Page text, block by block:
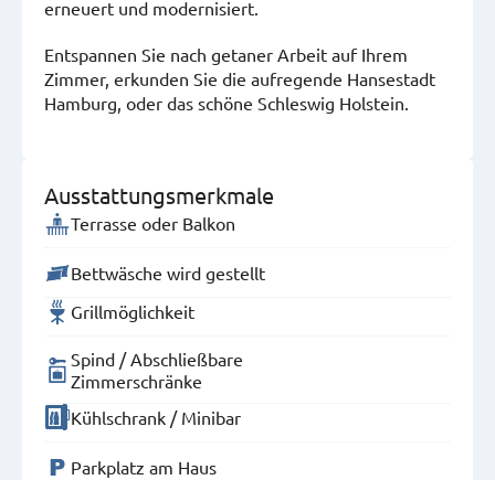
erneuert und modernisiert.
Entspannen Sie nach getaner Arbeit auf Ihrem
Zimmer, erkunden Sie die aufregende Hansestadt
Hamburg, oder das schöne Schleswig Holstein.
Ausstattungsmerkmale
Terrasse oder Balkon
Bettwäsche wird gestellt
Grillmöglichkeit
Spind / Abschließbare
Zimmerschränke
Kühlschrank / Minibar
Parkplatz am Haus